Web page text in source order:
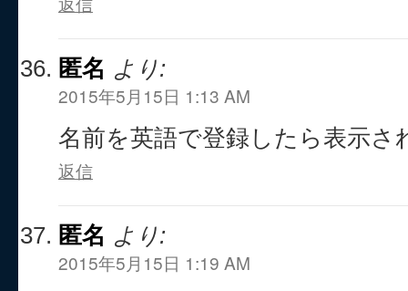
匿名 より:
2015年5月15日 1:13 AM
名前を英語で登録したら表示さ
返信
匿名 より:
2015年5月15日 1:19 AM